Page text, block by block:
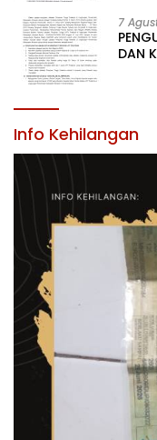
7
DAN
Info Kehilangan